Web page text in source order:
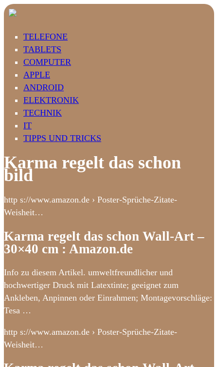
TELEFONE
TABLETS
COMPUTER
APPLE
ANDROID
ELEKTRONIK
TECHNIK
IT
TIPPS UND TRICKS
Karma regelt das schon
bild
http s://www.amazon.de › Poster-Sprüche-Zitate-
Weisheit…
Karma regelt das schon Wall-Art –
30×40 cm : Amazon.de
Info zu diesem Artikel. umweltfreundlicher und
hochwertiger Druck mit Latextinte; geeignet zum
Ankleben, Anpinnen oder Einrahmen; Montagevorschläge:
Tesa …
http s://www.amazon.de › Poster-Sprüche-Zitate-
Weisheit…